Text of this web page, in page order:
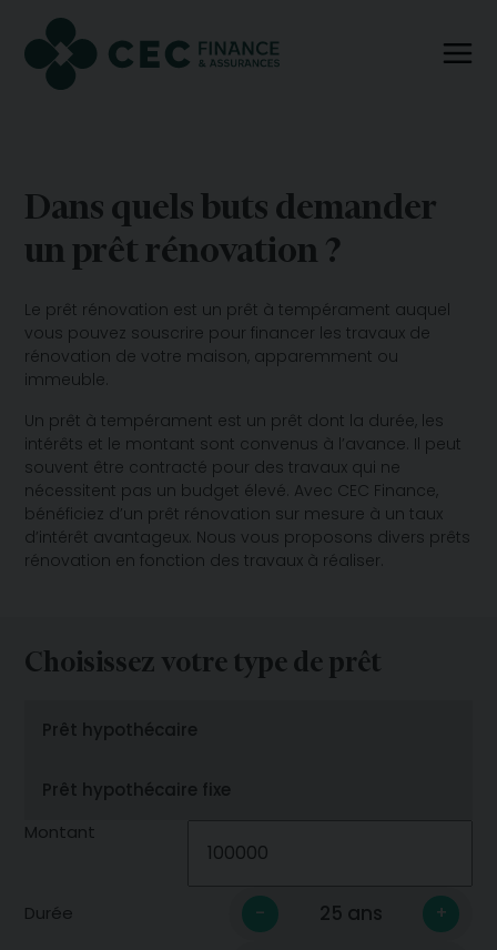
Dans quels buts demander
un prêt rénovation ?
Le prêt rénovation est un prêt à tempérament auquel
vous pouvez souscrire pour financer les travaux de
rénovation de votre maison, apparemment ou
immeuble.
Un prêt à tempérament est un prêt dont la durée, les
intérêts et le montant sont convenus à l’avance. Il peut
souvent être contracté pour des travaux qui ne
nécessitent pas un budget élevé. Avec CEC Finance,
bénéficiez d’un prêt rénovation sur mesure à un taux
d’intérêt avantageux. Nous vous proposons divers prêts
rénovation en fonction des travaux à réaliser.
Choisissez votre type de prêt
Montant
Durée - 25 ans +